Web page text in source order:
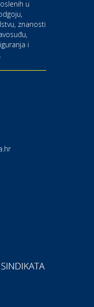
Optici
u
znanosti
i